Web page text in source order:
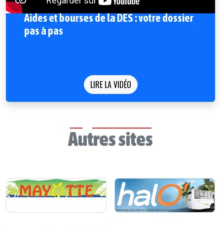
Aides et bourses de la DES : votre dossier
pas à pas
LIRE LA VIDÉO
Autres sites